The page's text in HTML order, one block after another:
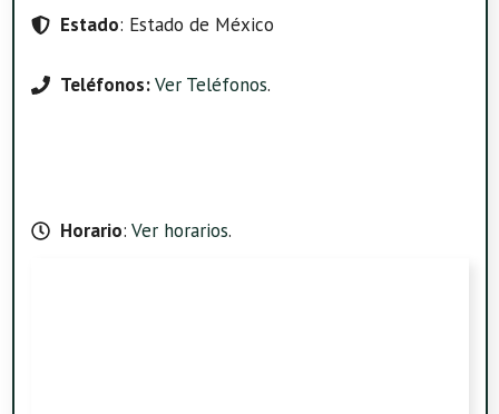
Estado: Estado de México
Teléfonos:Ver Teléfonos.
Horario: Ver horarios.